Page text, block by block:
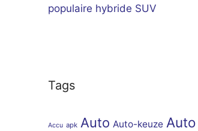
populaire hybride SUV
Tags
Accu apk Auto Auto-keuze Auto